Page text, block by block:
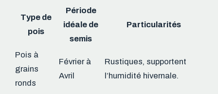
Type de
pois
Période
idéale de
semis
Particularités
Pois à
grains
ronds
Février à
Avril
Rustiques, supportent
l’humidité hivernale.